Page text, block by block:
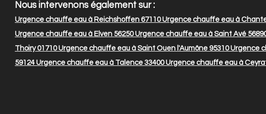
Nous intervenons également sur :
Urgence chauffe eau à Reichshoffen 67110Urgence chauffe eau à
Urgence chauffe eau à Elven 56250Urgence chauffe eau à Saint Avé
Thoiry 01710Urgence chauffe eau à Saint Ouen l'Aumône 95310Urgence
59124 Urgence chauffe eau à Talence 33400Urgence chauffe eau à